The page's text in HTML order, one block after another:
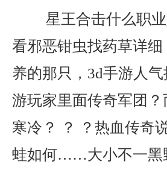
星王合击什么职
看邪恶钳虫找药草详
养的那只，3d手游人
游玩家里面传奇军团
寒冷？ ？ ？热血传奇
蛙如何……大小不一黑